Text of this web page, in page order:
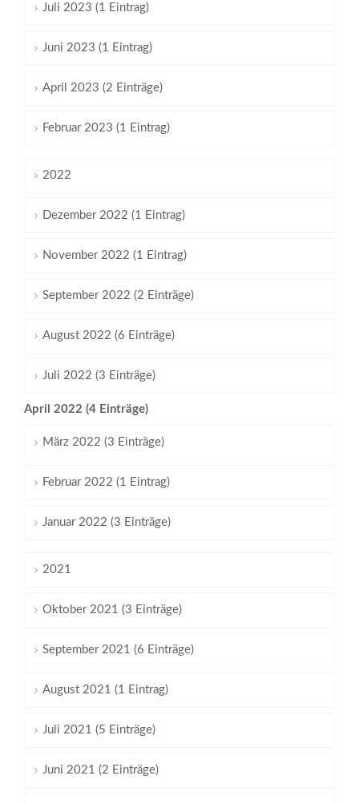
Juli 2023 (1 Eintrag)
Juni 2023 (1 Eintrag)
April 2023 (2 Einträge)
Februar 2023 (1 Eintrag)
2022
Dezember 2022 (1 Eintrag)
November 2022 (1 Eintrag)
September 2022 (2 Einträge)
August 2022 (6 Einträge)
Juli 2022 (3 Einträge)
April 2022 (4 Einträge)
März 2022 (3 Einträge)
Februar 2022 (1 Eintrag)
Januar 2022 (3 Einträge)
2021
Oktober 2021 (3 Einträge)
September 2021 (6 Einträge)
August 2021 (1 Eintrag)
Juli 2021 (5 Einträge)
Juni 2021 (2 Einträge)